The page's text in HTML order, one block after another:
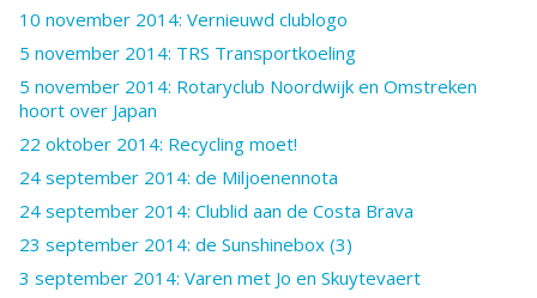
10 november 2014: Vernieuwd clublogo
5 november 2014: TRS Transportkoeling
5 november 2014: Rotaryclub Noordwijk en Omstreken
hoort over Japan
22 oktober 2014: Recycling moet!
24 september 2014: de Miljoenennota
24 september 2014: Clublid aan de Costa Brava
23 september 2014: de Sunshinebox (3)
3 september 2014: Varen met Jo en Skuytevaert